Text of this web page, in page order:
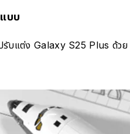
บบ
รับแต่ง Galaxy S25 Plus ด้วย